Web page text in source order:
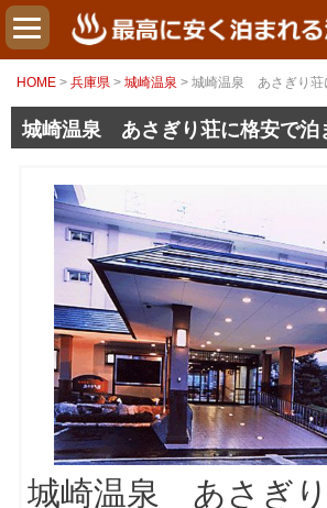
HOME > 兵庫県 > 城崎温泉 > 城崎温泉 あさぎり荘
城崎温泉 あさぎり荘に格安で泊
城崎温泉 あさぎ